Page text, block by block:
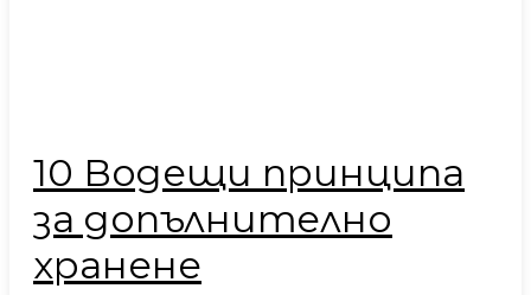
10 Водещи принципа
за допълнително
хранене